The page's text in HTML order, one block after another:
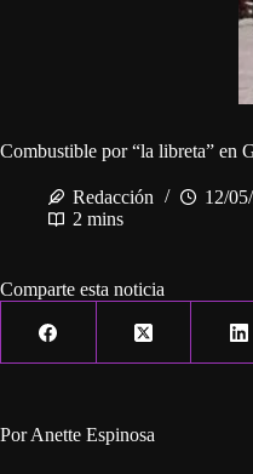
Combustible por “la libreta” en
Redacción 12/
2 mins
Comparte esta noticia
Por Anette Espinosa